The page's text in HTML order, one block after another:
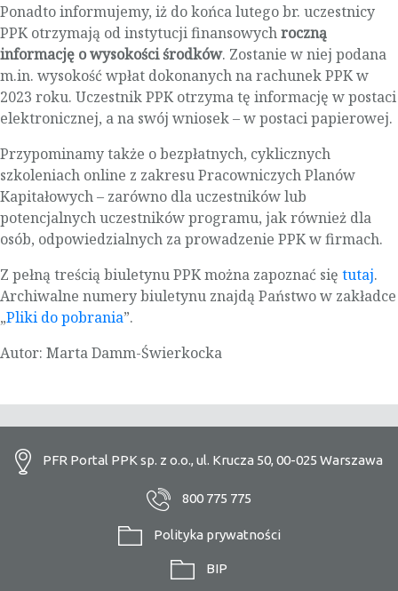
Ponadto informujemy, iż do końca lutego br. uczestnicy
PPK otrzymają od instytucji finansowychroczną
informację o wysokości środków. Zostanie w niej podana
m.in. wysokość wpłat dokonanych na rachunek PPK w
2023 roku. Uczestnik PPK otrzyma tę informację w postaci
elektronicznej, a na swój wniosek – w postaci papierowej.
Przypominamy także o bezpłatnych, cyklicznych
szkoleniach online z zakresu Pracowniczych Planów
Kapitałowych – zarówno dla uczestników lub
potencjalnych uczestników programu, jak również dla
osób, odpowiedzialnych za prowadzenie PPK w firmach.
Z pełną treścią biuletynu PPK można zapoznać się tutaj.
Archiwalne numery biuletynu znajdą Państwo w zakładce
„Pliki do pobrania”.
Autor: Marta Damm-Świerkocka
PFR Portal PPK sp. z o.o., ul. Krucza 50, 00-025 Warszawa
800 775 775
Polityka prywatności
BIP